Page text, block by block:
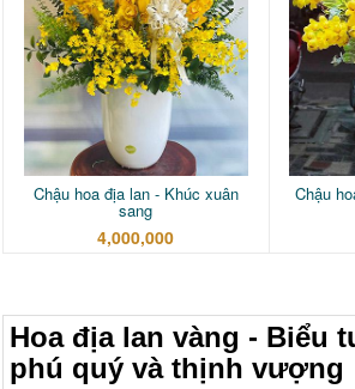
Chậu hoa địa lan - Khúc xuân
sang
4,000,000
Chậu
Hoa địa lan vàng - Biểu
phú quý và thịnh vượng